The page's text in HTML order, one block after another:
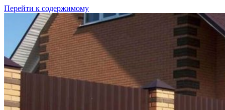
Перейти к содержимому